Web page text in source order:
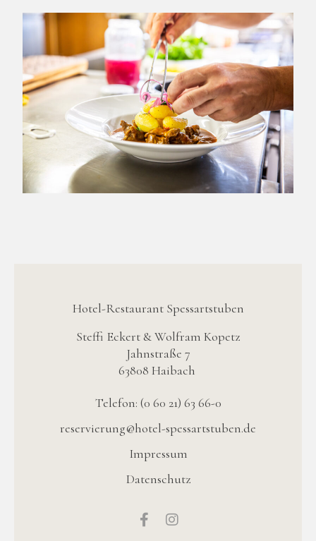
Hotel-Restaurant Spessartstuben
Steffi Eckert & Wolfram Kopetz
Jahnstraße 7
63808 Haibach
Telefon: (0 60 21) 63 66-0
reservierung@hotel-spessartstuben.de
Impressum
Datenschutz